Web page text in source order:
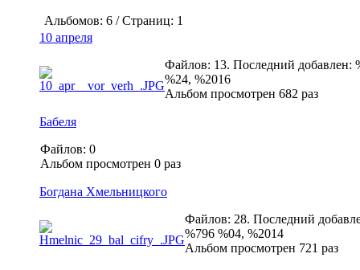
Альбомов: 6 / Страниц: 1
10 апреля
Файлов: 13. Последний добавлен:
%24, %2016
Альбом просмотрен 682 раз
Бабеля
Файлов: 0
Альбом просмотрен 0 раз
Богдана Хмельницкого
Файлов: 28. Последний
%796 %04, %2014
Альбом просмотрен 721 раз